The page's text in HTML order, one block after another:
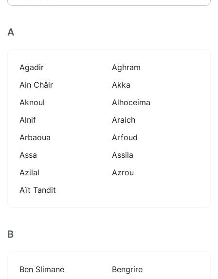
A
Agadir
Aghram
Ain Châir
Akka
Aknoul
Alhoceima
Alnif
Araich
Arbaoua
Arfoud
Assa
Assila
Azilal
Azrou
Aït Tandit
B
Ben Slimane
Bengrire